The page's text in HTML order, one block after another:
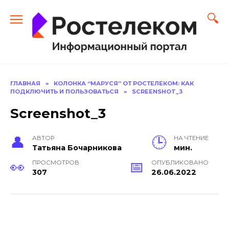
содержанию
ГЛАВНАЯ »
КОЛОНКА “МАРУСЯ” ОТ РОСТЕЛЕКОМ: КАК
ПОДКЛЮЧИТЬ И ПОЛЬЗОВАТЬСЯ
» SCREENSHOT_3
Screenshot_3
АВТОР
Тать­яна Бо­чар­ни­кова
НА ЧТЕНИЕ
мин.
ПРОСМОТРОВ
307
ОПУБЛИКОВАНО
26.06.2022